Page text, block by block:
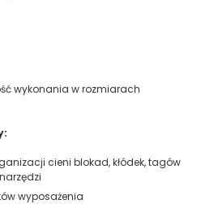
wykonania w rozmiarach
cieni blokad, kłódek, tagów
wyposażenia